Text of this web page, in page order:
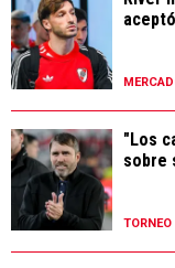
"Los
sobre